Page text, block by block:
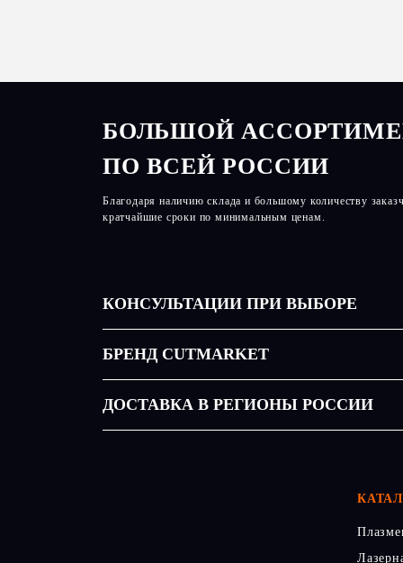
БОЛЬШОЙ
ПО ВСЕЙ РОССИИ
Благодаря наличию склада и большому количеству
кратчайшие сроки по минимальным ценам.
КОНСУЛЬТАЦИИ ПРИ ВЫБОРЕ
БРЕНД CUTMARKET
ДОСТАВКА В РЕГИОНЫ РОССИИ